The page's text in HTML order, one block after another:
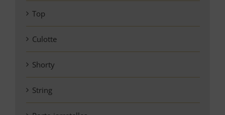
Top
Culotte
Shorty
String